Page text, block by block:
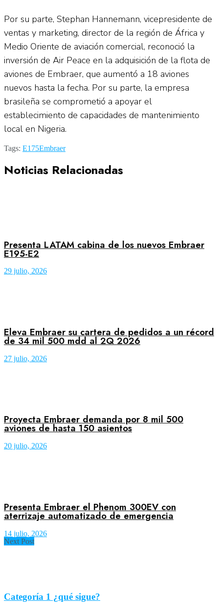
Por su parte, Stephan Hannemann, vicepresidente de
ventas y marketing, director de la región de África y
Medio Oriente de aviación comercial, reconoció la
inversión de Air Peace en la adquisición de la flota de
aviones de Embraer, que aumentó a 18 aviones
nuevos hasta la fecha. Por su parte, la empresa
brasileña se comprometió a apoyar el
establecimiento de capacidades de mantenimiento
local en Nigeria.
Tags: E175Embraer
Noticias Relacionadas
Presenta LATAM cabina de los nuevos Embraer
E195-E2
29 julio, 2026
Eleva Embraer su cartera de pedidos a un récord
de 34 mil 500 mdd al 2Q 2026
27 julio, 2026
Proyecta Embraer demanda por 8 mil 500
aviones de hasta 150 asientos
20 julio, 2026
Presenta Embraer el Phenom 300EV con
aterrizaje automatizado de emergencia
14 julio, 2026
Next Post
Categoría 1 ¿qué sigue?